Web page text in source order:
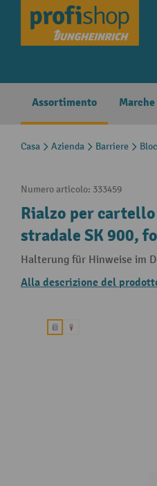
Skip to main navigation
Assortimento Marche
Casa Azienda Barriere
Numero articolo: 333459
Rialzo per cartello
stradale SK 900,
Halterung für Hinweise im
Alla descrizione del